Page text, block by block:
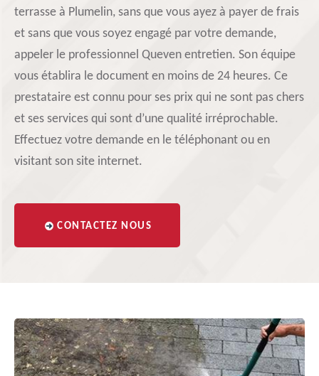
terrasse à Plumelin, sans que vous ayez à payer de frais
et sans que vous soyez engagé par votre demande,
appeler le professionnel Queven entretien. Son équipe
vous établira le document en moins de 24 heures. Ce
prestataire est connu pour ses prix qui ne sont pas chers
et ses services qui sont d’une qualité irréprochable.
Effectuez votre demande en le téléphonant ou en
visitant son site internet.
CONTACTEZ NOUS